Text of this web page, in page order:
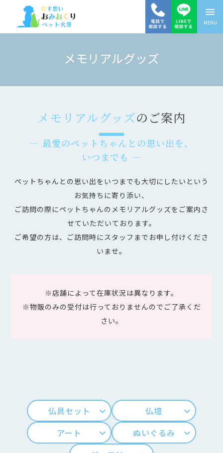
menu
MENU
メモリアルグッズ
メモリアルグッズのご案内
― 最愛のペットちゃんとの思い出を、
いつまでも ―
ペットちゃんとの思い出をいつまでも大切にしたいという
お気持ちに寄り添い、
ご訪問の際にペットちゃんのメモリアルグッズをご案内さ
せていただいております。
ご希望の方は、ご訪問時にスタッフまでお申し付けくださ
いませ。
※店舗によって在庫状況は異なります。
※物販のみの受付は行っておりませんのでご了承くだ
さい。
仏具セット keyboard_arrow_down 仏壇
keyboard_arrow_down
アート
keyboard_arrow_down ぬいぐるみ
keyboard_arrow_down